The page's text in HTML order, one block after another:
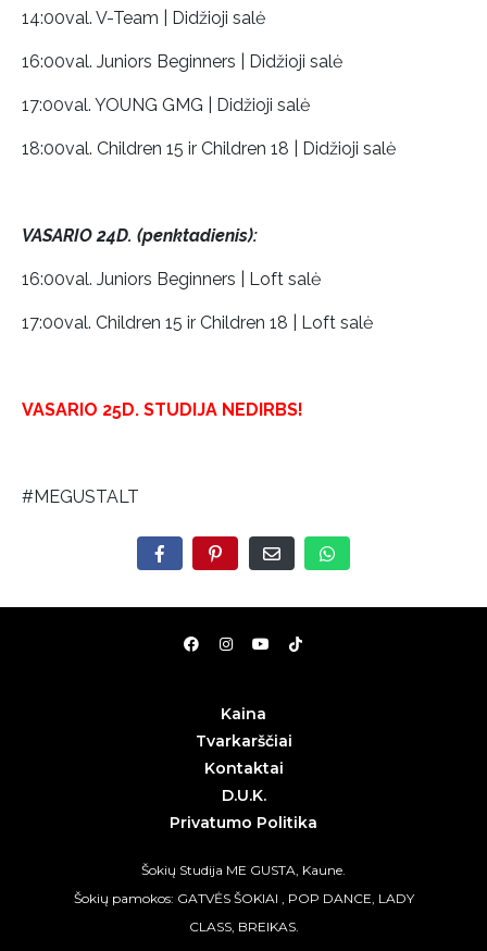
14:00val. V-Team | Didžioji salė
16:00val. Juniors Beginners | Didžioji salė
17:00val. YOUNG GMG | Didžioji salė
18:00val. Children 15 ir Children 18 | Didžioji salė
VASARIO 24D. (penktadienis):
16:00val. Juniors Beginners | Loft salė
17:00val. Children 15 ir Children 18 | Loft salė
VASARIO 25D. STUDIJA NEDIRBS!
#MEGUSTALT
Kaina
Tvarkarščiai
Kontaktai
D.U.K.
Privatumo Politika
Šokių Studija ME GUSTA, Kaune.
Šokių pamokos: GATVĖS ŠOKIAI , POP DANCE, LADY
CLASS, BREIKAS.